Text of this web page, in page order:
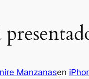
Manzanasen